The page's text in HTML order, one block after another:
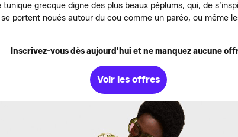
grecque digne des plus beaux péplums, qui, de
portent noués autour du cou comme un paréo, ou même
Inscrivez-vous dès aujourd'hui et ne manquez aucune
Voir les offres